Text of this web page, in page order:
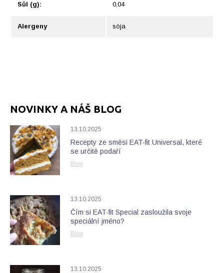
Sůl (g): 0,04
Alergeny sója
NOVINKY A NÁŠ BLOG
13.10.2025
Recepty ze směsi EAT-fit Universal, které
se určitě podaří
Blog
13.10.2025
Čím si EAT-fit Special zasloužila svoje
speciální jméno?
Blog
13.10.2025